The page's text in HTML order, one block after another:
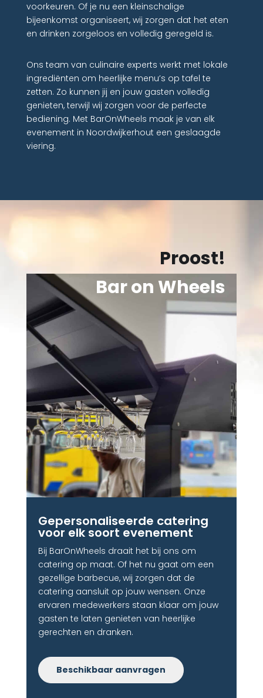
voorkeuren. Of je nu een kleinschalige
bijeenkomst organiseert, wij zorgen dat het eten
en drinken zorgeloos en volledig geregeld is.
Ons team van culinaire experts werkt met lokale
ingrediënten om heerlijke menu’s op tafel te
zetten. Zo kunnen jij en jouw gasten volledig
genieten, terwijl wij zorgen voor de perfecte
bediening. Met BarOnWheels maak je van elk
evenement in Noordwijkerhout een geslaagde
viering.
Proost!
Bar on Wheels
Gepersonaliseerde catering
voor elk soort evenement
Bij BarOnWheels draait het bij ons om
catering op maat. Of het nu gaat om een
gezellige barbecue, wij zorgen dat de
catering aansluit op jouw wensen. Onze
ervaren medewerkers staan klaar om jouw
gasten te laten genieten van heerlijke
gerechten en dranken.
Beschikbaar aanvragen